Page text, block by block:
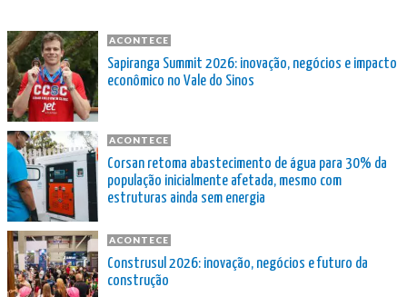
ACONTECE
Sapiranga Summit 2026: inovação, negócios e impacto
econômico no Vale do Sinos
ACONTECE
Corsan retoma abastecimento de água para 30% da
população inicialmente afetada, mesmo com
estruturas ainda sem energia
ACONTECE
Construsul 2026: inovação, negócios e futuro da
construção